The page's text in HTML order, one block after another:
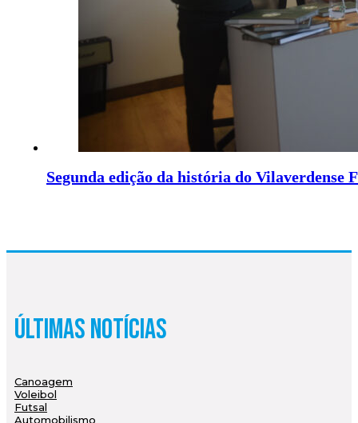
Segunda edição da história do Vilaverdense
Últimas Notícias
Canoagem
Voleibol
Futsal
Automobilismo